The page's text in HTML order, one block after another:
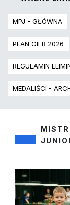
MPJ - GŁÓWNA
PLAN GIER 2026
REGULAMIN
MEDALIŚCI -